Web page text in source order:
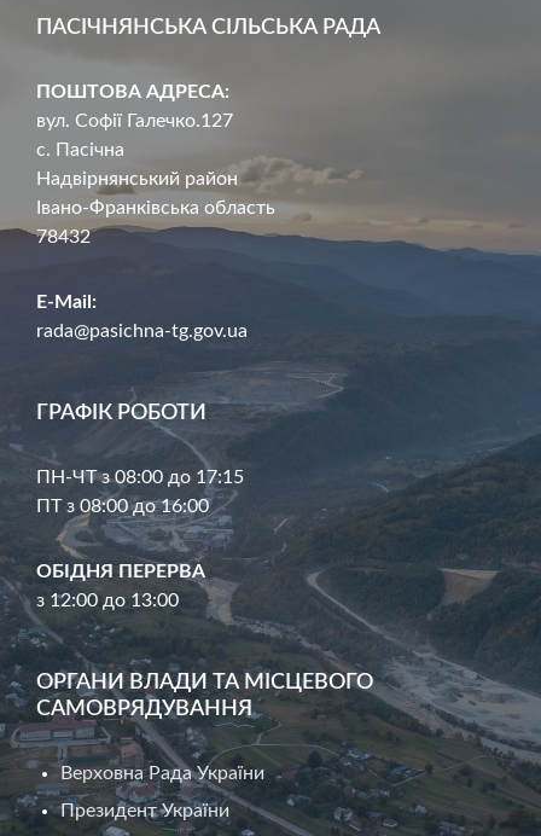
ПАСІЧНЯНСЬКА СІЛЬСЬКА РАДА
ПОШТОВА АДРЕСА:
вул. Софії Галечко.127
с. Пасічна
Надвірнянський район
Івано-Франківська область
78432
E-Mail:
rada@pasichna-tg.gov.ua
ГРАФІК РОБОТИ
ПН-ЧТ з 08:00 до 17:15
ПТ з 08:00 до 16:00
ОБІДНЯ ПЕРЕРВА
з 12:00 до 13:00
ОРГАНИ ВЛАДИ ТА МІСЦЕВОГО
САМОВРЯДУВАННЯ
Верховна Рада України
Президент України